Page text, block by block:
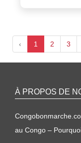
‹ 1 2 3
À PROPOS DE
au Congo –